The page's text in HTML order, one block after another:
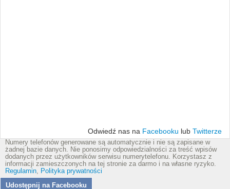
Odwiedź nas na Facebooku lub Twitterze
Numery telefonów generowane są automatycznie i nie są zapisane w
żadnej bazie danych. Nie ponosimy odpowiedzialności za treść wpisów
dodanych przez użytkowników serwisu numerytelefonu. Korzystasz z
informacji zamieszczonych na tej stronie za darmo i na własne ryzyko.
Regulamin, Polityka prywatności